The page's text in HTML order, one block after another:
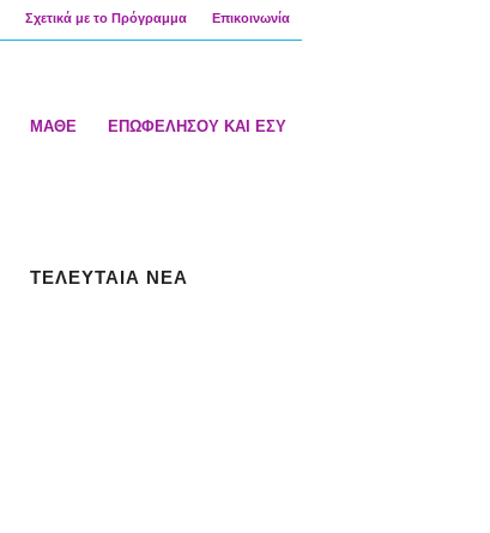
Σχετικά με το Πρόγραμμα Επικοινωνία
ΜΑΘΕ ΕΠΩΦΕΛΗΣΟΥ ΚΑΙ ΕΣΥ
ΤΕΛΕΥΤΑΙΑ ΝΕΑ